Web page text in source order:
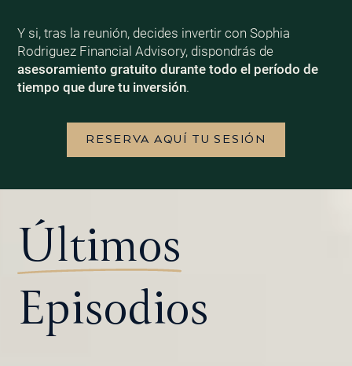
Y si, tras la reunión, decides invertir con Sophia
Rodriguez Financial Advisory, dispondrás de
asesoramiento gratuito durante todo el período de
tiempo que dure tu inversión.
RESERVA AQUÍ TU SESIÓN
Últimos
Episodios